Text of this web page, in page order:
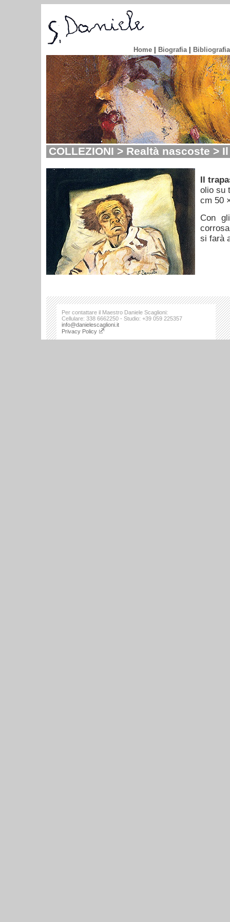
Home Biografia| Bibliografia
COLLEZIONI > Realtà nascoste >
Il
olio su
cm 50
Con
si farà
Per contattare il Maestro Daniele Scaglioni:
Cellulare: 338 6662250 - Studio: +39 059 225357
info@danielescaglioni.it
Privacy Policy